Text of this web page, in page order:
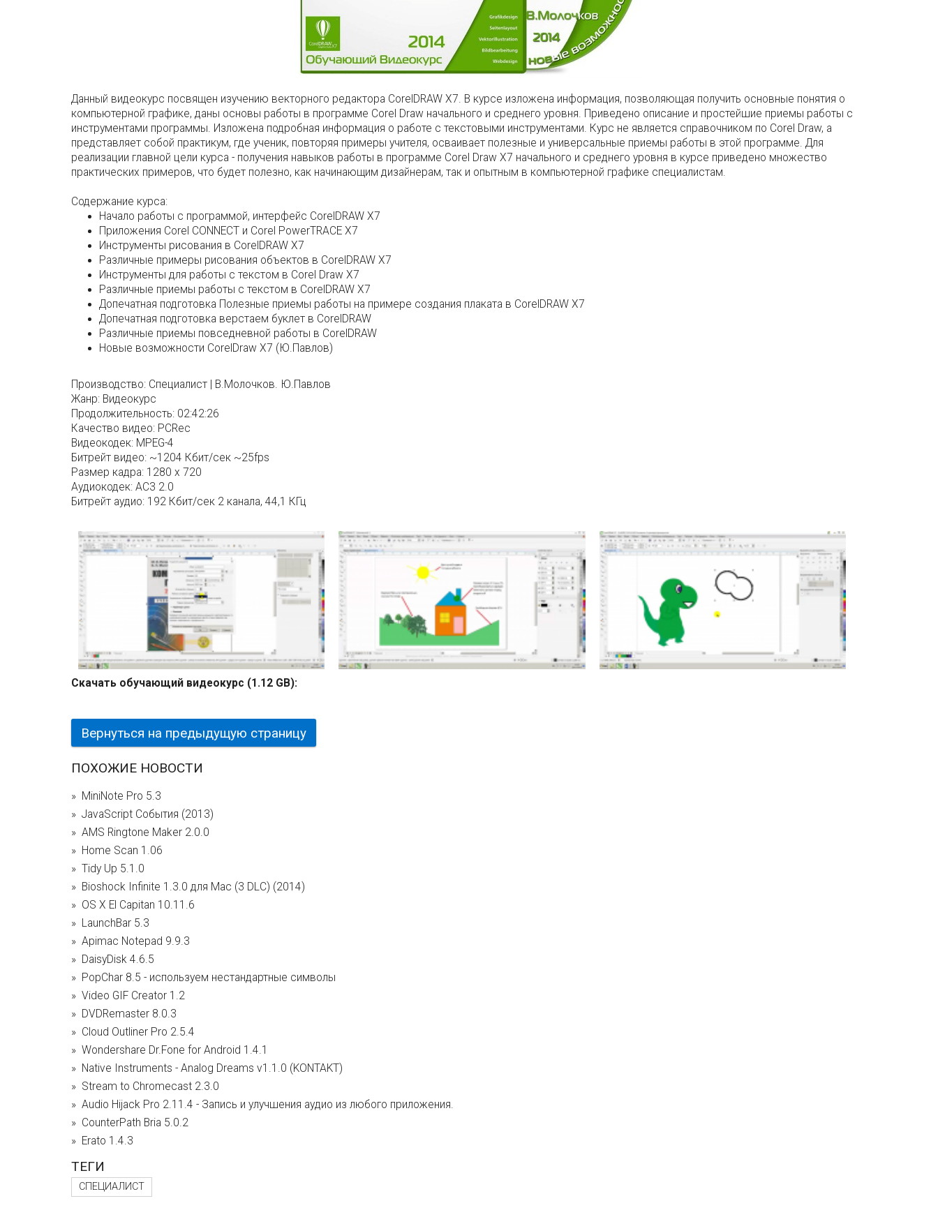
Данный видеокурс посвящен изучению векторного редактора CorelDRAW X7. В курсе изложена информация, позволяющая получить основные понятия о
компьютерной графике, даны основы работы в программе Corel Draw начального и среднего уровня. Приведено описание и простейшие приемы работы с
инструментами программы. Изложена подробная информация о работе с текстовыми инструментами. Курс не является справочником по Corel Draw, а
представляет собой практикум, где ученик, повторяя примеры учителя, осваивает полезные и универсальные приемы работы в этой программе. Для
реализации главной цели курса - получения навыков работы в программе Corel Draw X7 начального и среднего уровня в курсе приведено множество
практических примеров, что будет полезно, как начинающим дизайнерам, так и опытным в компьютерной графике специалистам.
Содержание курса:
Начало работы с программой, интерфейс CorelDRAW X7
Приложения Corel CONNECT и Corel PowerTRACE X7
Инструменты рисования в CorelDRAW X7
Различные примеры рисования объектов в CorelDRAW X7
Инструменты для работы с текстом в Corel Draw X7
Различные приемы работы с текстом в CorelDRAW X7
Допечатная подготовка Полезные приемы работы на примере создания плаката в CorelDRAW X7
Допечатная подготовка верстаем буклет в CorelDRAW
Различные приемы повседневной работы в CorelDRAW
Новые возможности CorelDraw X7 (Ю.Павлов)
Производство: Специалист | В.Молочков. Ю.Павлов
Жанр: Видеокурс
Продолжительность: 02:42:26
Качество видео: PCRec
Видеокодек: MPEG-4
Битрейт видео: ~1204 Кбит/сек ~25fps
Размер кадра: 1280 x 720
Аудиокодек: AC3 2.0
Битрейт аудио: 192 Кбит/сек 2 канала, 44,1 КГц
Скачать обучающий видеокурс (1.12 GB):
Вернуться на предыдущую страницу
ПОХОЖИЕ НОВОСТИ
MiniNote Pro 5.3
JavaScript События (2013)
AMS Ringtone Maker 2.0.0
Home Scan 1.06
Tidy Up 5.1.0
Bioshock Infinite 1.3.0 для Mac (3 DLC) (2014)
OS X El Capitan 10.11.6
LaunchBar 5.3
Apimac Notepad 9.9.3
DaisyDisk 4.6.5
PopChar 8.5 - используем нестандартные символы
Video GIF Creator 1.2
DVDRemaster 8.0.3
Cloud Outliner Pro 2.5.4
Wondershare Dr.Fone for Android 1.4.1
Native Instruments - Analog Dreams v1.1.0 (KONTAKT)
Stream to Chromecast 2.3.0
Audio Hijack Pro 2.11.4 - Запись и улучшения аудио из любого приложения.
CounterPath Bria 5.0.2
Erato 1.4.3
ТЕГИ
СПЕЦИАЛИСТ